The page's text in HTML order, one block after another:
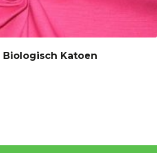
Biologisch Katoen